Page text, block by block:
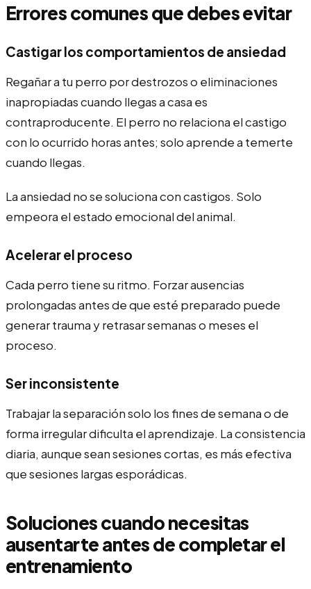
Errores comunes que debes evitar
Castigar los comportamientos de ansiedad
Regañar a tu perro por destrozos o eliminaciones
inapropiadas cuando llegas a casa es
contraproducente. El perro no relaciona el castigo
con lo ocurrido horas antes; solo aprende a temerte
cuando llegas.
La ansiedad no se soluciona con castigos. Solo
empeora el estado emocional del animal.
Acelerar el proceso
Cada perro tiene su ritmo. Forzar ausencias
prolongadas antes de que esté preparado puede
generar trauma y retrasar semanas o meses el
proceso.
Ser inconsistente
Trabajar la separación solo los fines de semana o de
forma irregular dificulta el aprendizaje. La consistencia
diaria, aunque sean sesiones cortas, es más efectiva
que sesiones largas esporádicas.
Soluciones cuando necesitas
ausentarte antes de completar el
entrenamiento